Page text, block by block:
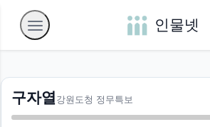
인물넷
구자열 강원도청 정무특보